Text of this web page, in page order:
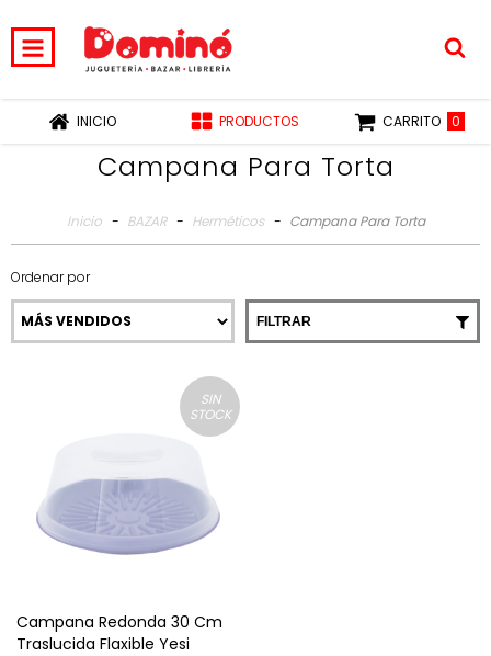
INICIO PRODUCTOS CARRITO 0
Campana Para Torta
Inicio - BAZAR - Herméticos - Campana Para Torta
Ordenar por
FILTRAR
SIN
STOCK
Campana Redonda 30 Cm
Traslucida Flaxible Yesi